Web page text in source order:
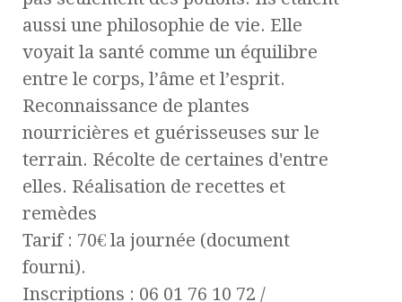
aussi une philosophie de vie. Elle
voyait la santé comme un équilibre
entre le corps, l’âme et l’esprit.
Reconnaissance de plantes
nourricières et guérisseuses sur le
terrain. Récolte de certaines d'entre
elles. Réalisation de recettes et
remèdes
Tarif : 70€ la journée (document
fourni).
Inscriptions : 06 01 76 10 72 /